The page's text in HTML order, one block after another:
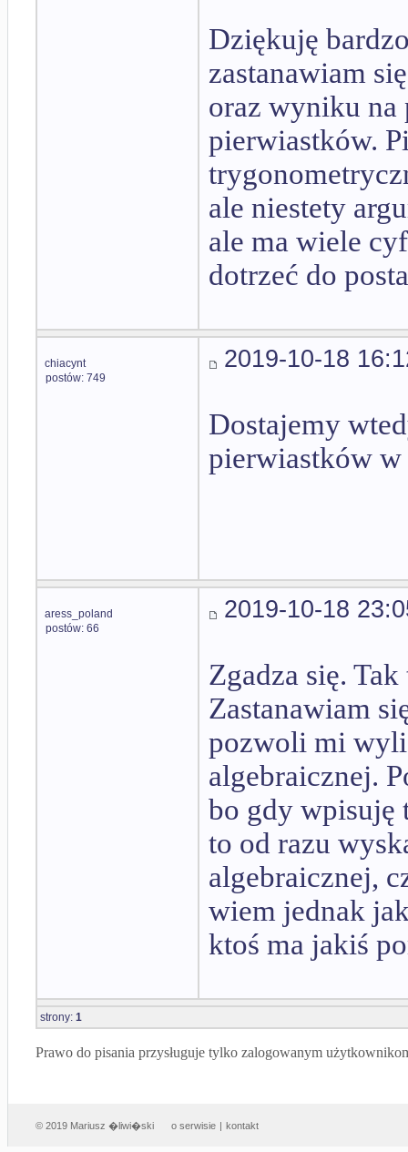
Dziękuję
zastanawiam
oraz wyniku na
pierwiastków.
ale niestety
ale ma wiele
dotrzeć do
chiacynt
postów: 749
2019-10-18
Dostajemy
pierwiastków w
aress_poland
postów: 66
2019-10-18
Zgadza się.
Zastanawiam
pozwoli mi
algebraicznej.
bo gdy wpisuję
to od razu
algebraicznej,
wiem jednak
ktoś ma jakiś
strony: 1
Prawo do pisania przysługuje tylko zalogowanym
© 2019 Mariusz �liwi�ski o serwisie | kontakt